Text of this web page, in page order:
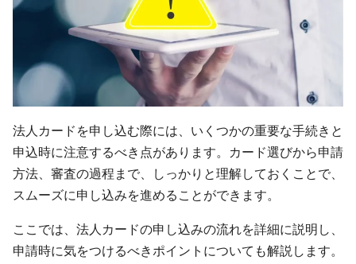
法人カードを申し込む際には、いくつかの重要な手続きと
申込時に注意するべき点があります。カード選びから申請
方法、審査の過程まで、しっかりと理解しておくことで、
スムーズに申し込みを進めることができます。
ここでは、法人カードの申し込みの流れを詳細に説明し、
申請時に気をつけるべきポイントについても解説します。